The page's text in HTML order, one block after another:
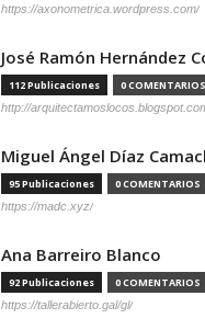
https://axonometrica.wordpress.com/
José Ramón Hernández
112 Publicaciones 0 COMENTARIOS
http://
Miguel Ángel Díaz
95 Publicaciones 0 COMENTARIOS
https://madc.xyz/
Ana Barreiro Blanco
92 Publicaciones 0 COMENTARIOS
https://tallerabierto.gal/gl/